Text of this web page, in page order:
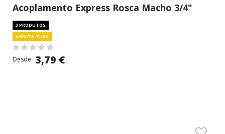
Acoplamento Express Rosca Macho 3/4"
(latao)
3 PRODUTOS
AGRICULTURA
Desde: 3,79 €